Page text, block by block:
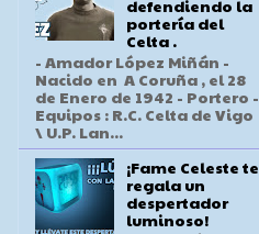
defendiendo la
portería del
Celta .
- Amador López Miñán -
Nacido en A Coruña , el 28
de Enero de 1942 - Portero -
Equipos : R.C. Celta de Vigo
\ U.P. Lan...
¡Fame Celeste te
regala un
despertador
luminoso!